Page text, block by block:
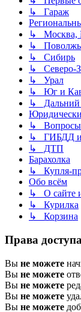
↳ Гараж
↳ Москва,
↳
↳ Сибирь
↳ Северо-
↳ Урал
↳ Юг и
↳ Дальний
↳ Вопросы
↳ ГИБДД
↳ ДТП
Барахолка
↳ Купля-
Обо всём
↳ О сайте
↳ Курилка
↳ Корзина
Права доступа
Вы не можете
Вы не можете
Вы не можете
Вы не можете
Вы не можете